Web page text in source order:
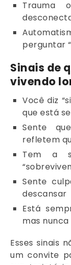
Trauma
perguntar
Sinais de
vivendo
Você diz
que está
Sente
refletem
Tem a
Sente
descansar
Está
mas
Esses sinais
um convite